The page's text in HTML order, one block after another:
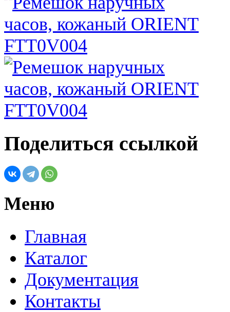
Поделиться ссылкой
Меню
Главная
Каталог
Документация
Контакты